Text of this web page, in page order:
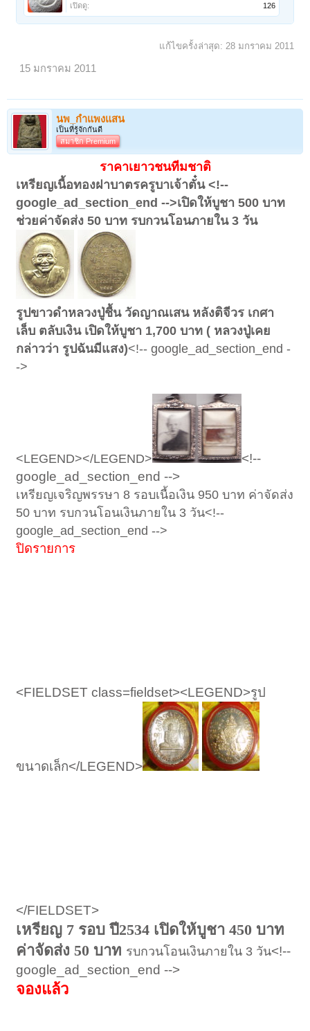
เปิดดู:
126
แก้ไขครั้งล่าสุด: 28 มกราคม 2011
15 มกราคม 2011
นพ_กำแพงแสน
เป็นที่รู้จักกันดี
สมาชิก Premium
ราคาเยาวชนทีมชาติ
เหรียญเนื้อทองฝาบาตรครูบาเจ้าตั๋น <!--
google_ad_section_end -->เปิดให้บูชา 500 บาท
ช่วยค่าจัดส่ง 50 บาท รบกวนโอนภายใน 3 วัน
รูปขาวดำหลวงปู่ชื้น วัดญาณเสน หลังติจีวร เกศา
เล็บ ตลับเงิน เปิดให้บูชา 1,700 บาท ( หลวงปู่เคย
กล่าวว่า รูปฉันมีแสง)<!-- google_ad_section_end -
->
<LEGEND></LEGEND>
<!--
google_ad_section_end -->
เหรียญเจริญพรรษา8 รอบเนื้อเงิน 950 บาท ค่าจัดส่ง
50 บาท รบกวนโอนเงินภายใน 3 วัน<!--
google_ad_section_end -->
ปิดรายการ
<FIELDSET class=fieldset><LEGEND>รูป
ขนาดเล็ก</LEGEND>
</FIELDSET>
เหรียญ 7 รอบ ปี2534 เปิดให้บูชา 450 บาท
ค่าจัดส่ง 50 บาท รบกวนโอนเงินภายใน 3 วัน<!--
google_ad_section_end -->
จองแล้ว